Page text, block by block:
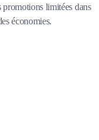
limitées dans
économies.